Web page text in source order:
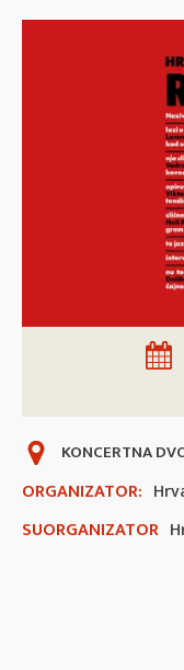
ORGANIZATOR:
SUORGANIZATOR
KONCERTNA